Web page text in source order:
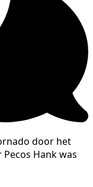
door het
Hank was